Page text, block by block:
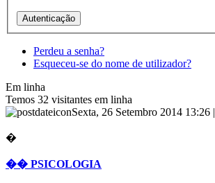
Perdeu a senha?
Esqueceu-se do nome de utilizador?
Em linha
Temos 32 visitantes em linha
Sexta, 26 Setembro 2014 13:26 |
�
�� PSICOLOGIA